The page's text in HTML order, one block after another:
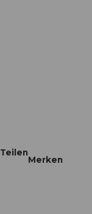
Teilen
Merken